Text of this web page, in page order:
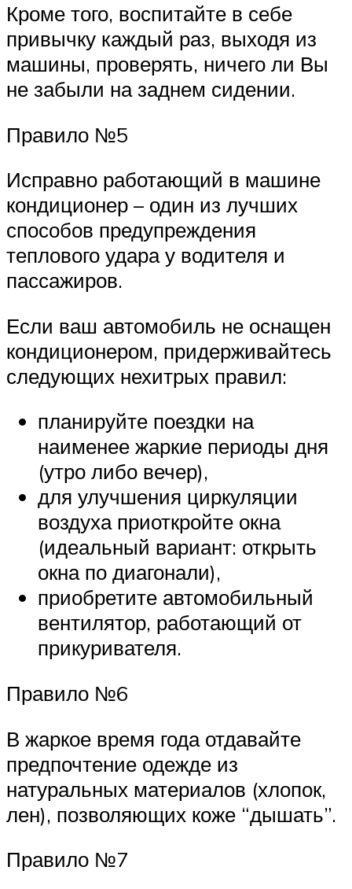
Кроме того, воспитайте в себе
привычку каждый раз, выходя из
машины, проверять, ничего ли Вы
не забыли на заднем сидении.
Правило №5
Исправно работающий в машине
кондиционер – один из лучших
способов предупреждения
теплового удара у водителя и
пассажиров.
Если ваш автомобиль не оснащен
кондиционером, придерживайтесь
следующих нехитрых правил:
планируйте поездки на
наименее жаркие периоды дня
(утро либо вечер),
для улучшения циркуляции
воздуха приоткройте окна
(идеальный вариант: открыть
окна по диагонали),
приобретите автомобильный
вентилятор, работающий от
прикуривателя.
Правило №6
В жаркое время года отдавайте
предпочтение одежде из
натуральных материалов (хлопок,
лен), позволяющих коже “дышать”.
Правило №7